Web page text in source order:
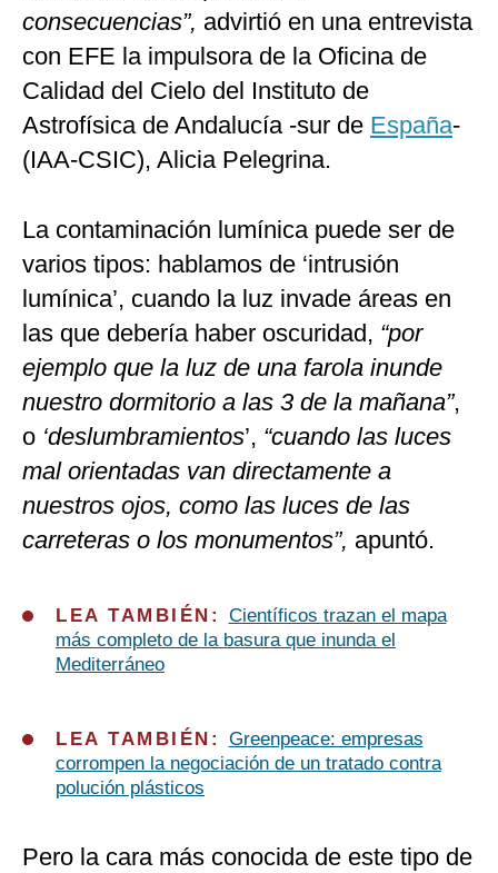
consecuencias”, advirtió en una entrevista
con EFE la impulsora de la Oficina de
Calidad del Cielo del Instituto de
Astrofísica de Andalucía -sur de España-
(IAA-CSIC), Alicia Pelegrina.
La contaminación lumínica puede ser de
varios tipos: hablamos de ‘intrusión
lumínica’, cuando la luz invade áreas en
las que debería haber oscuridad, “por
ejemplo que la luz de una farola inunde
nuestro dormitorio a las 3 de la mañana”,
o ‘deslumbramientos’, “cuando las luces
mal orientadas van directamente a
nuestros ojos, como las luces de las
carreteras o los monumentos”, apuntó.
LEA TAMBIÉN: Científicos trazan el mapa
más completo de la basura que inunda el
Mediterráneo
LEA TAMBIÉN: Greenpeace: empresas
corrompen la negociación de un tratado contra
polución plásticos
Pero la cara más conocida de este tipo de